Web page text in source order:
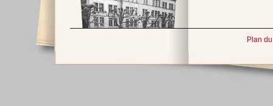
Plan